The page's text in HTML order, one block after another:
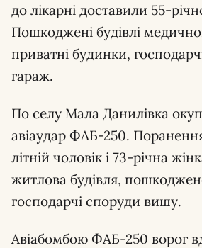
до лікарні доставили 55-
Пошкоджені будівлі
приватні будинки,
гараж.
По селу Мала Данилівка
авіаудар ФАБ-250.
літній чоловік і 73-річна
житлова будівля,
господарчі споруди вишу.
Авіабомбою ФАБ-250 ворог